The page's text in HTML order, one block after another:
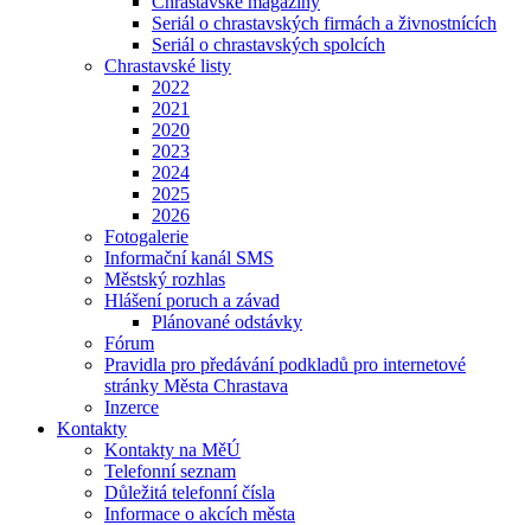
Seriál o chrastavských firmách a živnostnících
Seriál o chrastavských spolcích
Chrastavské listy
2022
2021
2020
2023
2024
2025
2026
Fotogalerie
Informační kanál SMS
Městský rozhlas
Hlášení poruch a závad
Plánované odstávky
Fórum
Pravidla pro předávání podkladů pro internetové
stránky Města Chrastava
Inzerce
Kontakty
Kontakty na MěÚ
Telefonní seznam
Důležitá telefonní čísla
Informace o akcích města